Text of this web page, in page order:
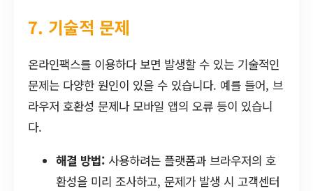
7. 기술적 문제
온라인팩스를 이용하다 보면 발생할 수 있는 기술적인
문제는 다양한 원인이 있을 수 있습니다. 예를 들어, 브
라우저 호환성 문제나 모바일 앱의 오류 등이 있습니
다.
해결 방법: 사용하려는 플랫폼과 브라우저의 호
환성을 미리 조사하고, 문제가 발생 시 고객센터